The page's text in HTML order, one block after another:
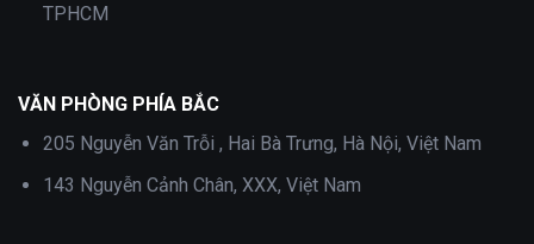
TPHCM
VĂN PHÒNG PHÍA BẮC
205 Nguyễn Văn Trỗi , Hai Bà Trưng, Hà Nội, Việt Nam
143 Nguyễn Cảnh Chân, XXX, Việt Nam